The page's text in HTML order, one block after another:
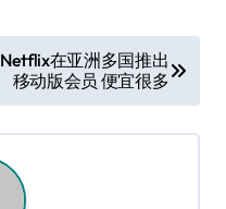
Netflix在亚洲多国推出
移动版会员 便宜很多